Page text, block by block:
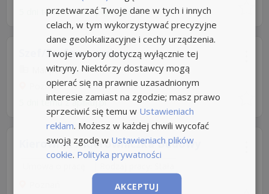
5 dni temu zwww.pepco.pl
Szef/Szefowa zmiany
Manpower
Poznań
5 dni temu zaplikuj.pl
Kierownik / Kierowniczka Budowy
przetwarzać Twoje dane w tych i innych
celach, w tym wykorzystywać precyzyjne
dane geolokalizacyjne i cechy urządzenia.
Twoje wybory dotyczą wyłącznie tej
witryny. Niektórzy dostawcy mogą
opierać się na prawnie uzasadnionym
interesie zamiast na zgodzie; masz prawo
sprzeciwić się temu w Ustawieniach
reklam. Możesz w każdej chwili wycofać
swoją zgodę w Ustawieniach plików
cookie. Polityka prywatności
AKCEPTUJ